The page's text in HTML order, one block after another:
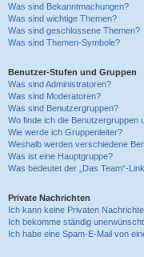
Was sind Bekanntmachungen?
Was sind wichtige Themen?
Was sind geschlossene Themen?
Was sind Themen-Symbole?
Benutzer-Stufen und Gruppen
Was sind Administratoren?
Was sind Moderatoren?
Was sind Benutzergruppen?
Wo finde ich die Benutzergruppen
Wie werde ich Gruppenleiter?
Weshalb werden verschiedene
Was ist eine Hauptgruppe?
Was bedeutet der „Das Team“-
Private Nachrichten
Ich kann keine Privaten
Ich bekomme ständig
Ich habe eine Spam-E-Mail von